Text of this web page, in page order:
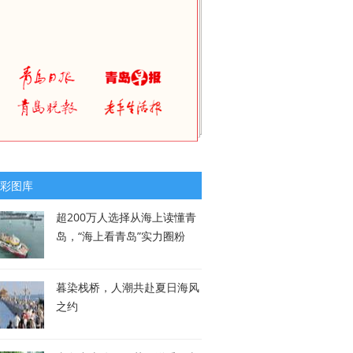
图库
超200万人选择从海上读懂青
岛，“海上看青岛”实力圈粉
暮染栈桥，人潮共赴夏日海风
之约